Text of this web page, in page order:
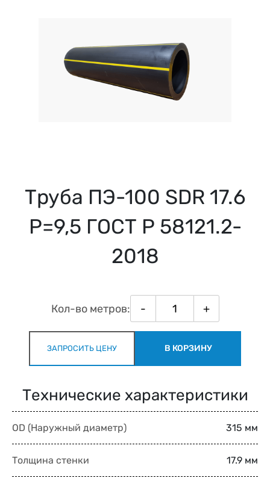
Труба ПЭ-100 SDR 17.6
Р=9,5 ГОСТ Р 58121.2-
2018
Кол-во метров: - +
ЗАПРОСИТЬ ЦЕНУ В КОРЗИНУ
Технические характеристики
OD (Наружный диаметр) 315 мм
Толщина стенки 17.9 мм